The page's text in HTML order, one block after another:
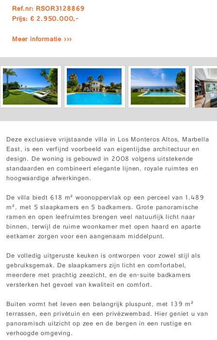
Ref.nr: RSOR3128869
Prijs: € 2.950.000,-
Meer informatie ›››
Deze exclusieve vrijstaande villa in Los Monteros Altos, Marbella
East, is een verfijnd voorbeeld van eigentijdse architectuur en
design. De woning is gebouwd in 2008 volgens uitstekende
standaarden en combineert elegante lijnen, royale ruimtes en
hoogwaardige afwerkingen.
De villa biedt 618 m² woonoppervlak op een perceel van 1.489
m², met 5 slaapkamers en 5 badkamers. Grote panoramische
ramen en open leefruimtes brengen veel natuurlijk licht naar
binnen, terwijl de ruime woonkamer met open haard en aparte
eetkamer zorgen voor een aangenaam middelpunt.
De volledig uitgeruste keuken is ontworpen voor zowel stijl als
gebruiksgemak. De slaapkamers zijn licht en comfortabel,
meerdere met prachtig zeezicht, en de en-suite badkamers
versterken het gevoel van kwaliteit en comfort.
Buiten vormt het leven een belangrijk pluspunt, met 139 m²
terrassen, een privétuin en een privézwembad. Hier geniet u van
panoramisch uitzicht op zee en de bergen in een rustige en
verhoogde omgeving.